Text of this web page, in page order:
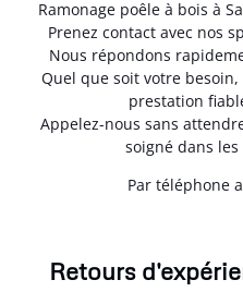
Ramonage poêle à bois à
Prenez contact avec nos
Nous répondons
Quel que soit votre
prestation
Appelez-nous sans
soigné dans
Par téléphone
Retours